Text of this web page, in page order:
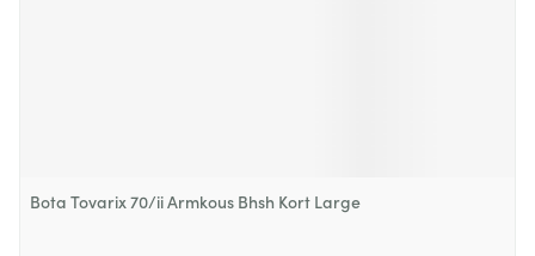
Bota Tovarix 70/ii Armkous Bhsh Kort Large